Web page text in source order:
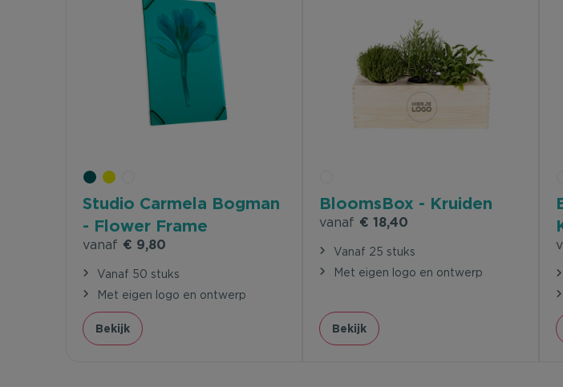
Studio Carmela Bogman
- Flower Frame
vanaf € 9,80
Vanaf 50 stuks
Met eigen logo en ontwerp
Bekijk
BloomsBox - Kruiden
vanaf € 18,40
Vanaf 25 stuks
Met eigen logo en ontwerp
Bekijk